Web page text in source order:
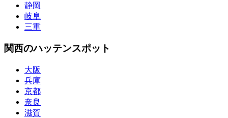
静岡
岐阜
三重
関西のハッテンスポット
大阪
兵庫
京都
奈良
滋賀